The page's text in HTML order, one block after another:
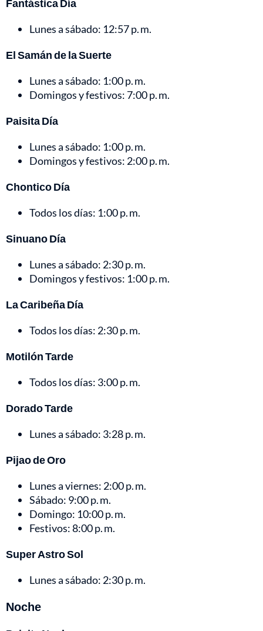
Fantástica Día
Lunes a sábado: 12:57 p. m.
El Samán de la Suerte
Lunes a sábado: 1:00 p. m.
Domingos y festivos: 7:00 p. m.
Paisita Día
Lunes a sábado: 1:00 p. m.
Domingos y festivos: 2:00 p. m.
Chontico Día
Todos los días: 1:00 p. m.
Sinuano Día
Lunes a sábado: 2:30 p. m.
Domingos y festivos: 1:00 p. m.
La Caribeña Día
Todos los días: 2:30 p. m.
Motilón Tarde
Todos los días: 3:00 p. m.
Dorado Tarde
Lunes a sábado: 3:28 p. m.
Pijao de Oro
Lunes a viernes: 2:00 p. m.
Sábado: 9:00 p. m.
Domingo: 10:00 p. m.
Festivos: 8:00 p. m.
Super Astro Sol
Lunes a sábado: 2:30 p. m.
Noche